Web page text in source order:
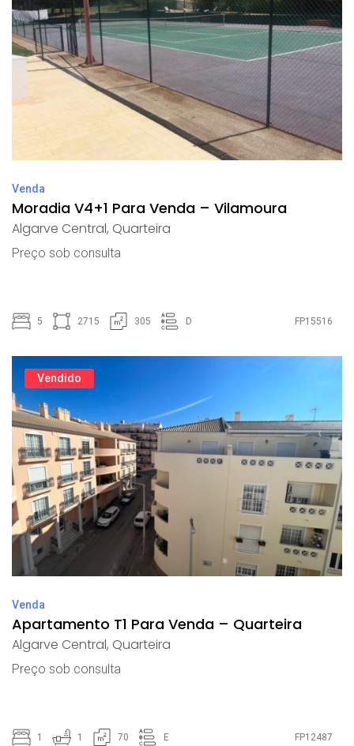
Venda
Moradia V4+1 Para Venda – Vilamoura
Algarve Central, Quarteira
Preço sob consulta
5 2715 305 D FP15516
Vendido
Venda
Apartamento T1 Para Venda – Quarteira
Algarve Central, Quarteira
Preço sob consulta
1 1 70 E FP12487